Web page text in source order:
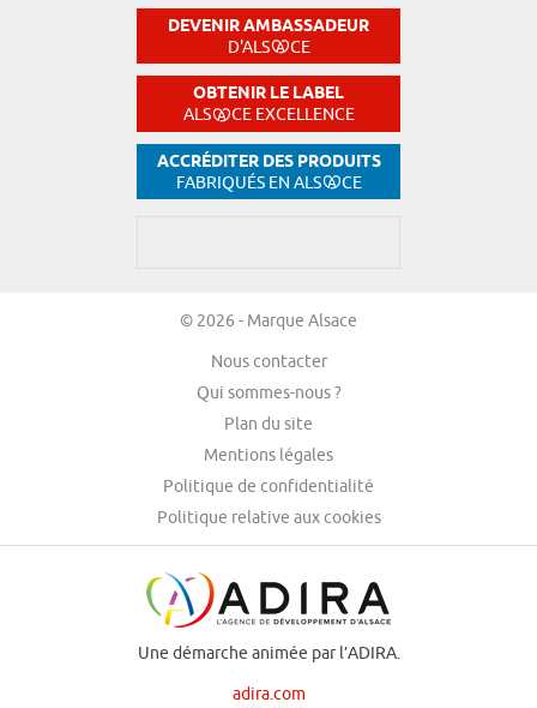
DEVENIR AMBASSADEUR
D'ALS CE
OBTENIR LE LABEL
ALS CE EXCELLENCE
ACCRÉDITER DES PRODUITS
FABRIQUÉS EN ALS CE
© 2026 - Marque Alsace
Nous contacter
Qui sommes-nous ?
Plan du site
Mentions légales
Politique de confidentialité
Politique relative aux cookies
Une démarche animée par l’ADIRA.
adira.com